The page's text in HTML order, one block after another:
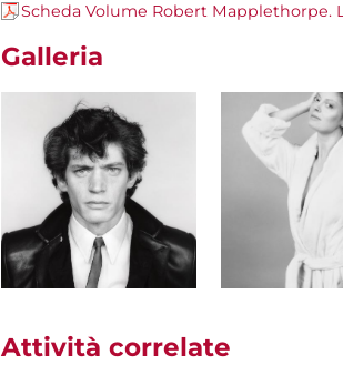
Scheda Volume Robert Mapplethorpe.
Galleria
Attività correlate